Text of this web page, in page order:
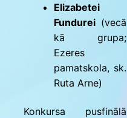
Elizabetei
Fundurei(vecā
kā grupa;
Ezeres
pamatskola, sk.
Ruta Arne)
Konkursa pusfinālā